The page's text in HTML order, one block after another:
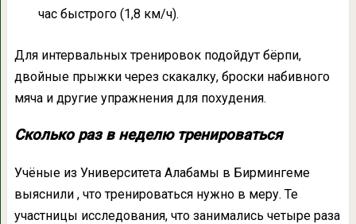
час быстрого (1,8 км/ч).
Для интервальных тренировок подойдут бёрпи,
двойные прыжки через скакалку, броски набивного
мяча и другие упражнения для похудения.
Сколько раз в неделю тренироваться
Учёные из Университета Алабамы в Бирмингеме
выяснили , что тренироваться нужно в меру. Те
участницы исследования, что занимались четыре раза